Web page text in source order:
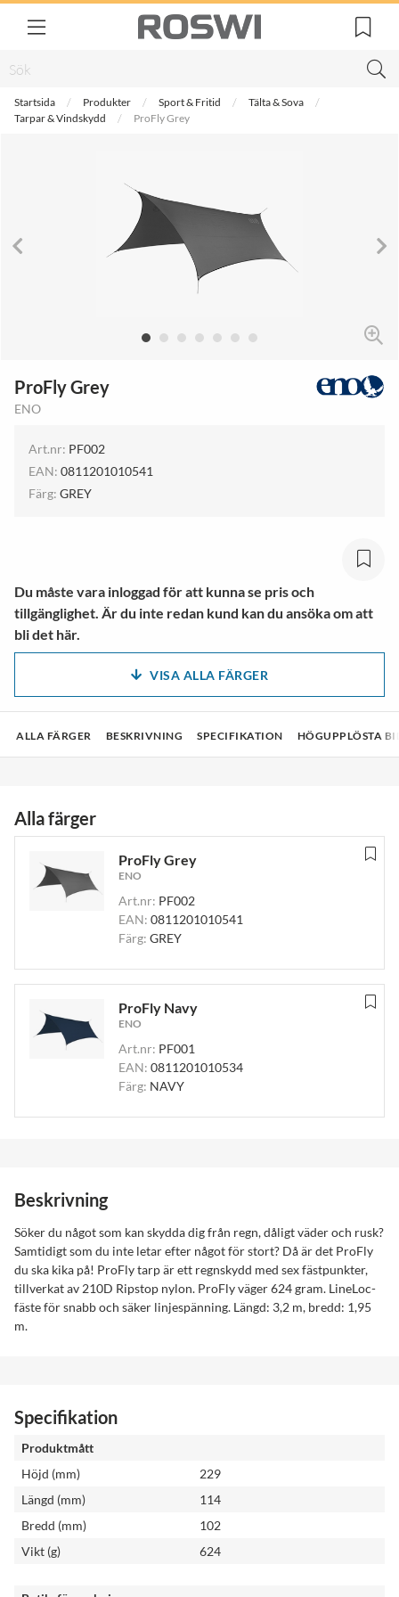
Startsida Produkter Sport & Fritid
Tälta & Sova
Tarpar & Vindskydd
ProFly Grey
ProFly Grey
ENO
Art.nr: PF002
EAN: 0811201010541
Färg: GREY
Du måste vara inloggad för att kunna se pris och
tillgänglighet. Är du inte redan kund kan du ansöka om att
bli det här.
VISA ALLA FÄRGER
ALLA FÄRGER BESKRIVNING SPECIFIKATION HÖGUPPLÖSTA
Alla färger
ProFly Grey
ENO
Art.nr: PF002
EAN: 0811201010541
Färg: GREY
ProFly Navy
ENO
Art.nr: PF001
EAN: 0811201010534
Färg: NAVY
Beskrivning
Söker du något som kan skydda dig från regn, dåligt väder och rusk?
Samtidigt som du inte letar efter något för stort? Då är det ProFly
du ska kika på! ProFly tarp är ett regnskydd med sex fästpunkter,
tillverkat av 210D Ripstop nylon. ProFly väger 624 gram. LineLoc-
fäste för snabb och säker linjespänning. Längd: 3,2 m, bredd: 1,95
m.
Specifikation
Produktmått
Höjd (mm)
229
Längd (mm)
114
Bredd (mm)
102
Vikt (g)
624